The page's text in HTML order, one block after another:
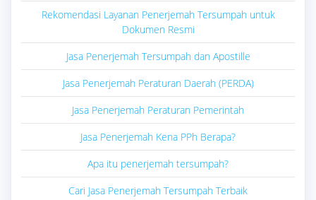
Rekomendasi Layanan Penerjemah Tersumpah untuk
Dokumen Resmi
Jasa Penerjemah Tersumpah dan Apostille
Jasa Penerjemah Peraturan Daerah (PERDA)
Jasa Penerjemah Peraturan Pemerintah
Jasa Penerjemah Kena PPh Berapa?
Apa itu penerjemah tersumpah?
Cari Jasa Penerjemah Tersumpah Terbaik